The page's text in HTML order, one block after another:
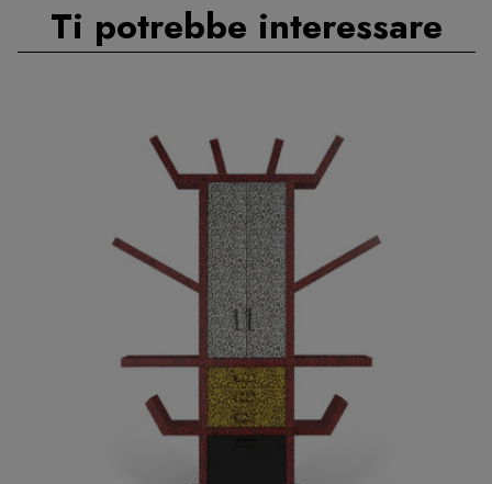
Ti potrebbe interessare